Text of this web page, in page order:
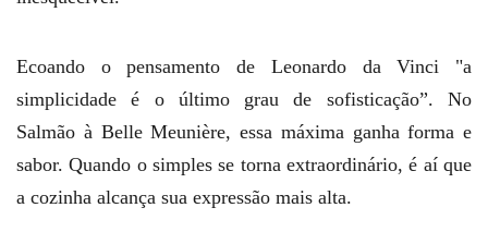
Ecoando o pensamento de Leonardo da Vinci "a
simplicidade é o último grau de sofisticação”. No
Salmão à Belle Meunière, essa máxima ganha forma e
sabor. Quando o simples se torna extraordinário, é aí que
a cozinha alcança sua expressão mais alta.